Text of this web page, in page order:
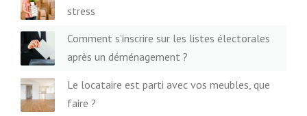
stress
Comment s’inscrire sur les listes électorales
après un déménagement ?
Le locataire est parti avec vos meubles, que
faire ?